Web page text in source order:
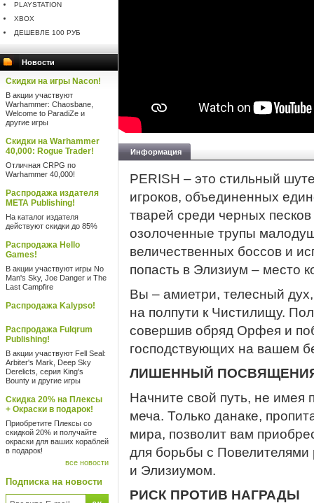
PLAYSTATION
XBOX
ДЕШЕВЛЕ 100 РУБ
Новости
Скидки на игры Nacon!
В акции участвуют
Warhammer: Chaosbane,
Welcome to ParadiZe и
другие игры
Скидки на Warhammer
40,000: Rogue Trader!
Отличная CRPG по
Warhammer 40,000!
Распродажа издателя
META Publishing!
На каталог издателя
действуют скидки до 85%
Распродажа Hello
Games!
В акции участвуют игры No
Man's Sky, Joe Danger и The
Last Campfire
Распродажа Kalypso!
Распродажа Fulqrum
Publishing!
В акции участвуют Fell Seal:
Arbiter's Mark, Deep Sky
Derelicts, серия King's
Bounty и другие игры
Скидка 20% на Плексы
+ Окраски в подарок!
Приобретите Плексы со
скидкой 20% и получайте
окраски для ваших кораблей
в подарок!
все новости
Подписка на новости
Информация
PERISH – это стильный
игроков, объединенных
тварей среди черных
озолоченные трупы
величественных боссов и
попасть в Элизиум – место
Вы – амиетри, телесный
на полпути к Чистилищу.
совершив обряд Орфея и
господствующих на вашем
ЛИШЕННЫЙ
Начните свой путь, не имея
меча. Только данаке,
мира, позволит вам
для борьбы с
и Элизиумом.
РИСК ПРОТИВ НАГРАДЫ